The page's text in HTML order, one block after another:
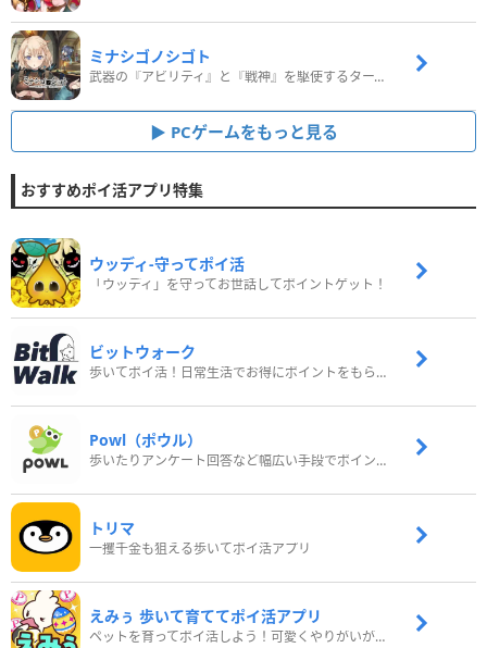
ミナシゴノシゴト
武器の『アビリティ』と『戦神』を駆使するターン制コマンドバトルRPG！
PCゲームをもっと見る
おすすめポイ活アプリ特集
ウッディ‐守ってポイ活
「ウッディ」を守ってお世話してポイントゲット！
ビットウォーク
歩いてポイ活！日常生活でお得にポイントをもらおう
Powl（ポウル）
歩いたりアンケート回答など幅広い手段でポイントをゲット
トリマ
一攫千金も狙える歩いてポイ活アプリ
えみぅ 歩いて育ててポイ活アプリ
ペットを育ってポイ活しよう！可愛くやりがいがある新感覚アプリ